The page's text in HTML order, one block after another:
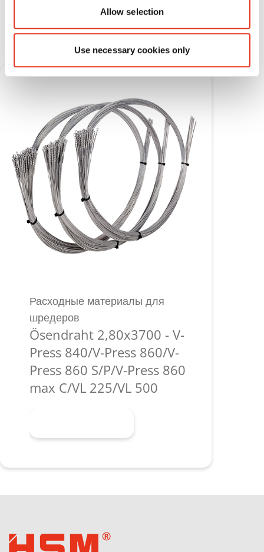
Allow selection
Use necessary cookies only
Расходные материалы
Расходные материалы для
шредеров
Ösendraht 2,80x3700 - V-
Press 840/V-Press 860/V-
Press 860 S/P/V-Press 860
max C/VL 225/VL 500